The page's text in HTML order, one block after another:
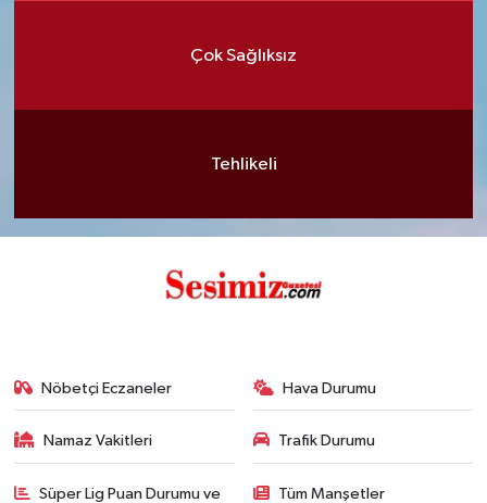
Çok Sağlıksız
Tehlikeli
Nöbetçi Eczaneler Hava Durumu
Namaz Vakitleri Trafik Durumu
Süper Lig Puan Durumu ve Tüm Manşetler